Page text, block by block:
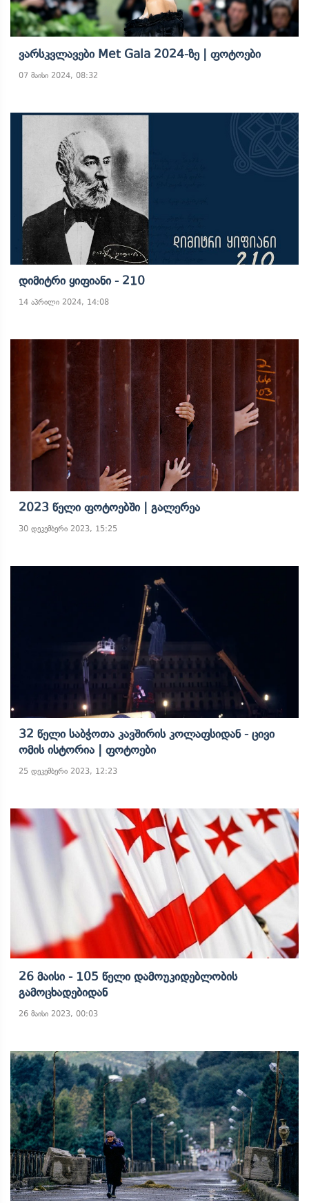
Ვარსკვლავები Met Gala 2024-Ზე | Ფოტოები
07 მაისი 2024, 08:32
Დიმიტრი Ყიფიანი - 210
14 აპრილი 2024, 14:08
2023 Წელი Ფოტოებში | Გალერეა
30 დეკემბერი 2023, 15:25
32 Წელი Საბჭოთა Კავშირის Კოლაფსიდან - Ცივი
Ომის Ისტორია | Ფოტოები
25 დეკემბერი 2023, 12:23
26 Მაისი - 105 Წელი Დამოუკიდებლობის
Გამოცხადებიდან
26 მაისი 2023, 00:03